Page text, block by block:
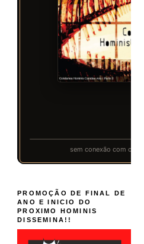
PROMOÇÃO DE FINAL DE
ANO E INICIO DO
PROXIMO HOMINIS
DISSEMINA!!